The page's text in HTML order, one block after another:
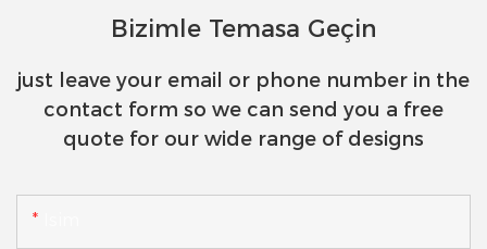
Bizimle Temasa Geçin
just leave your email or phone number in the
contact form so we can send you a free
quote for our wide range of designs